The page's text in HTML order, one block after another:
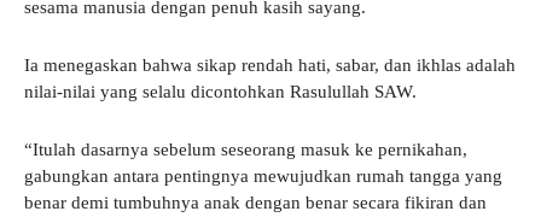
sesama manusia dengan penuh kasih sayang.
Ia menegaskan bahwa sikap rendah hati, sabar, dan ikhlas adalah
nilai-nilai yang selalu dicontohkan Rasulullah SAW.
“Itulah dasarnya sebelum seseorang masuk ke pernikahan,
gabungkan antara pentingnya mewujudkan rumah tangga yang
benar demi tumbuhnya anak dengan benar secara fikiran dan